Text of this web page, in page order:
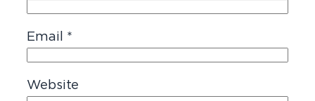
Email *
Website